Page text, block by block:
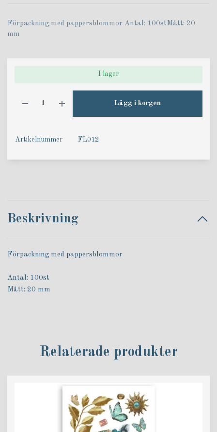
Förpackning med pappersblommor Antal: 100stMått: 20
mm
I lager
Lägg i korgen
Artikelnummer FL012
Beskrivning
Förpackning med pappersblommor
Antal: 100st
Mått: 20 mm
Relaterade produkter